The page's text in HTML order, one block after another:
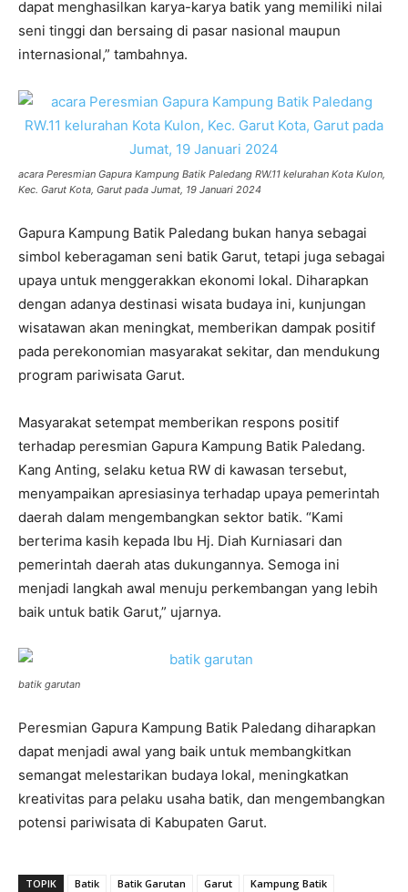
dapat menghasilkan karya-karya batik yang memiliki nilai
seni tinggi dan bersaing di pasar nasional maupun
internasional,” tambahnya.
acara Peresmian Gapura Kampung Batik Paledang RW.11 kelurahan Kota Kulon,
Kec. Garut Kota, Garut pada Jumat, 19 Januari 2024
Gapura Kampung Batik Paledang bukan hanya sebagai
simbol keberagaman seni batik Garut, tetapi juga sebagai
upaya untuk menggerakkan ekonomi lokal. Diharapkan
dengan adanya destinasi wisata budaya ini, kunjungan
wisatawan akan meningkat, memberikan dampak positif
pada perekonomian masyarakat sekitar, dan mendukung
program pariwisata Garut.
Masyarakat setempat memberikan respons positif
terhadap peresmian Gapura Kampung Batik Paledang.
Kang Anting, selaku ketua RW di kawasan tersebut,
menyampaikan apresiasinya terhadap upaya pemerintah
daerah dalam mengembangkan sektor batik. “Kami
berterima kasih kepada Ibu Hj. Diah Kurniasari dan
pemerintah daerah atas dukungannya. Semoga ini
menjadi langkah awal menuju perkembangan yang lebih
baik untuk batik Garut,” ujarnya.
batik garutan
Peresmian Gapura Kampung Batik Paledang diharapkan
dapat menjadi awal yang baik untuk membangkitkan
semangat melestarikan budaya lokal, meningkatkan
kreativitas para pelaku usaha batik, dan mengembangkan
potensi pariwisata di Kabupaten Garut.
TOPIK Batik Batik Garutan Garut
Kampung Batik